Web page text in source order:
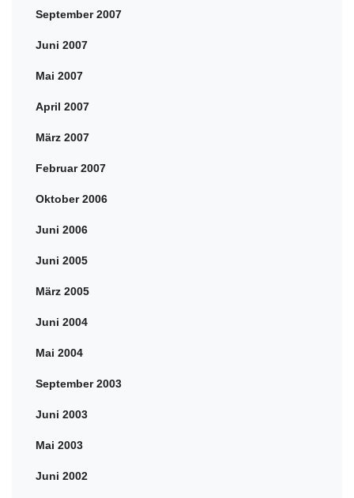
September 2007
Juni 2007
Mai 2007
April 2007
März 2007
Februar 2007
Oktober 2006
Juni 2006
Juni 2005
März 2005
Juni 2004
Mai 2004
September 2003
Juni 2003
Mai 2003
Juni 2002